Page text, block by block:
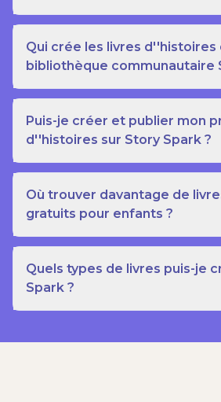
Qui crée les livres d''histoires
bibliothèque communautaire
Puis-je créer et publier mon
d''histoires sur Story Spark ?
Où trouver davantage de
gratuits pour enfants ?
Quels types de livres puis-je
Spark ?